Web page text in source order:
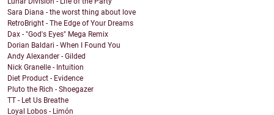
Sara Diana - the worst thing about love
RetroBright - The Edge of Your Dreams
Dax - "God's Eyes" Mega Remix
Dorian Baldari - When I Found You
Andy Alexander - Gilded
Nick Granelle - Intuition
Diet Product - Evidence
Pluto the Rich - Shoegazer
TT - Let Us Breathe
Loyal Lobos - Limón